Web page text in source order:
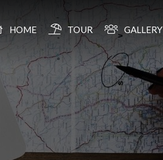
HOME TOUR GALLERY